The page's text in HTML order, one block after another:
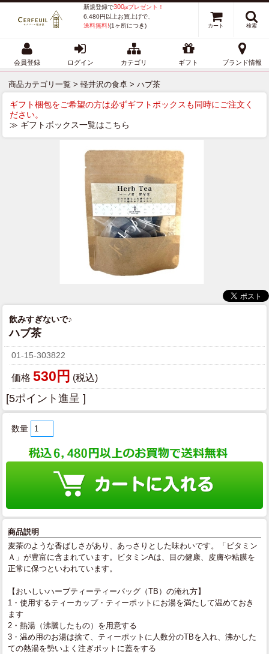
新規登録で300ptプレゼント！
6,480円以上お買上げで、
送料無料!(1ヶ所につき) 検索
カート
会員登録 ログイン カテゴリ ギフト ブランド情報
商品カテゴリ一覧 > 軽井沢の食卓> ハブ茶
ギフト梱包をご希望の方は必ずギフトボックスも同時にご注文く
ださい。
≫ ギフトボックス一覧はこちら
飲みすぎないで♪
ハブ茶
01-15-303822
価格 530円 (税込)
[5ポイント進呈 ]
数量
商品説明
麦茶のような香ばしさがあり、あっさりとした味わいです。「ビタミン
Ａ」が豊富に含まれています。ビタミンAは、目の健康、皮膚や粘膜を
正常に保つといわれています。
【おいしいハーブティーティーバッグ（TB）の淹れ方】
1・使用するティーカップ・ティーポットにお湯を満たして温めておき
ます
2・熱湯（沸騰したもの）を用意する
3・温め用のお湯は捨て、ティーポットに人数分のTBを入れ、沸かした
ての熱湯を勢いよく注ぎポットに蓋をする